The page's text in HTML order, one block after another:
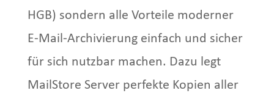
HGB) sondern alle Vorteile moderner
E-Mail-Archivierung einfach und sicher
für sich nutzbar machen. Dazu legt
MailStore Server perfekte Kopien aller